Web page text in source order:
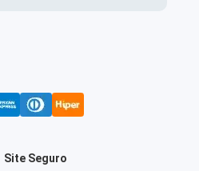
Site Seguro